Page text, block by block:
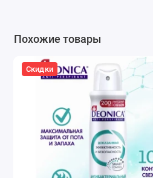
Похожие товары
Скидки